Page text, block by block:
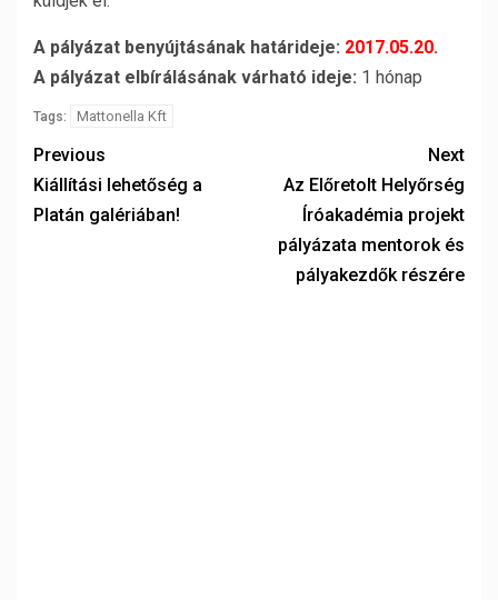
A pályázat benyújtásának határideje: 2017.05.20.
A pályázat elbírálásának várható ideje: 1 hónap
Tags: Mattonella Kft
Previous
Kiállítási lehetőség a
Platán galériában!
Next
Az Előretolt Helyőrség
Íróakadémia projekt
pályázata mentorok és
pályakezdők részére